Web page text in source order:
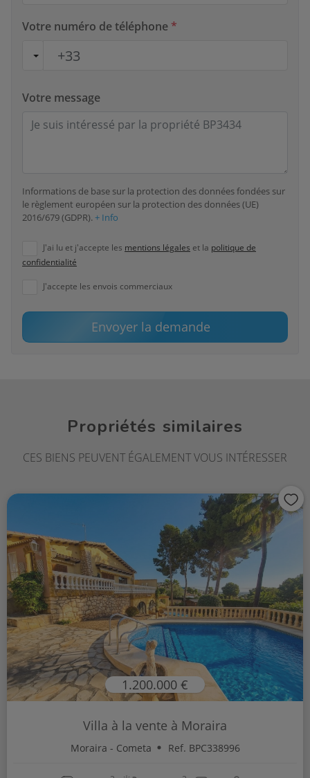
Votre numéro de téléphone *
Votre message
Informations de base sur la protection des données fondées sur
le règlement européen sur la protection des données (UE)
2016/679 (GDPR). + Info
J'ai lu et j'accepte les mentions légales et la politique de
confidentialité
J'accepte les envois commerciaux
Envoyer la demande
Propriétés similaires
CES BIENS PEUVENT ÉGALEMENT VOUS INTÉRESSER
1.200.000 €
Villa à la vente à Moraira
Moraira - Cometa Ref. BPC338996